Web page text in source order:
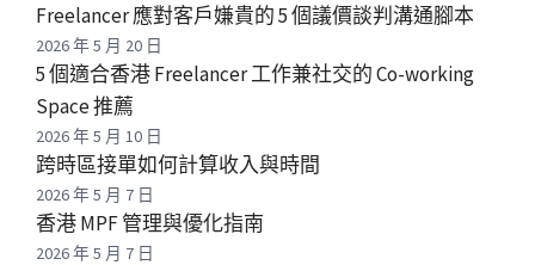
Freelancer 應對客戶嫌貴的 5 個議價談判溝通腳本
2026 年 5 月 20 日
5 個適合香港 Freelancer 工作兼社交的 Co-working
Space 推薦
2026 年 5 月 10 日
跨時區接單如何計算收入與時間
2026 年 5 月 7 日
香港 MPF 管理與優化指南
2026 年 5 月 7 日